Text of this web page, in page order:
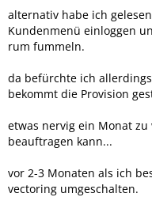
alternativ habe ich
Kundenmenü einloggen
rum fummeln.
da befürchte ich
bekommt die Provision
etwas nervig ein Monat
beauftragen kann...
vor 2-3 Monaten als ich
vectoring umgeschalten.